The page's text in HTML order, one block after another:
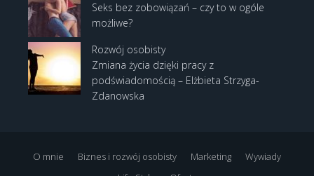
Seks bez zobowiązań – czy to w ogóle
możliwe?
Rozwój osobisty
Zmiana życia dzięki pracy z
podświadomością – Elżbieta Strzyga-
Zdanowska
O mnie Biznes i rozwój osobisty Marketing
Wywiady